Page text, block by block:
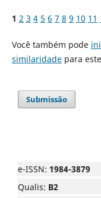
1 2 3 4 5 6 7 8 9 10 11
Você também pode
similaridadepara
Submissão
e-ISSN: 1984-3879
Qualis: B2